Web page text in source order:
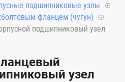
подшипниковые узлы
фланцем (чугун)
подшипниковый узел
узел